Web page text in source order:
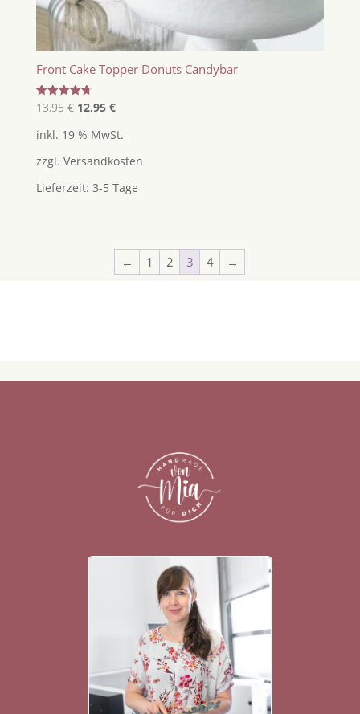
Front Cake Topper Donuts Candybar
Bewertet
mit
von 5
13,95€ Ursprünglicher
war:
13,95 €
12,95 €Aktueller
ist:
12,95 €.
inkl. 19 % MwSt.
zzgl. Versandkosten
Lieferzeit: 3-5 Tage
← 1 2 3 4 →